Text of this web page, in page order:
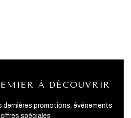
À DÉCOUVRIR
dernières promotions, événements
spéciales